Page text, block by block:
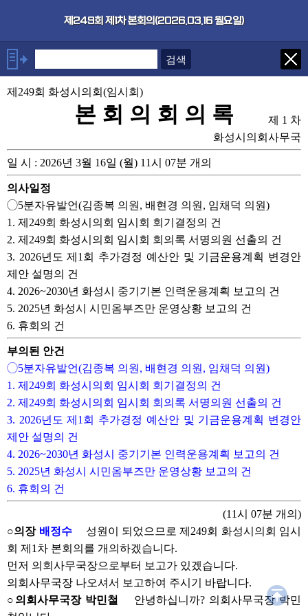
제249회 제1차 본회의(2026.03.16 월요일)
×
안건
◯5분자유발언(김종복 의원, 배
현경 의원, 임채덕 의원)
1. 제249회 화성시의회 임시회
2. 제249회 화성시의회 임시회
회의록 서명의원 선출의 건
3. 2026년도 제1회 추가경정
예산안 및 기금운용계획 변경안
제안 설명의 건
기기본 인력운용계획 보고의 건
5. 2025년 화성시 시민옴부즈
만 운영상황 보고의 건
6. 휴회의 건
제249회 화성시의회(임시회)
본 회 의 회 의 록
제 1 차
화성시의회사무국
일 시 : 2026년 3월 16일 (월) 11시 07분 개의
의사일정
◯5분자유발언(김종복 의원, 배현경 의원, 임채덕 의원)
1. 제249회 화성시의회 임시회 회기결정의 건
2. 제249회 화성시의회 임시회 회의록 서명의원 선출의 건
3. 2026년도 제1회 추가경정 예산안 및 기금운용계획 변경안
제안 설명의 건
4. 2026~2030년 화성시 중기기본 인력운용계획 보고의 건
5. 2025년 화성시 시민옴부즈만 운영상황 보고의 건
6. 휴회의 건
부의된 안건
◯5분자유발언(김종복 의원, 배현경 의원, 임채덕 의원)
1. 제249회 화성시의회 임시회 회기결정의 건
2. 제249회 화성시의회 임시회 회의록 서명의원 선출의 건
3. 2026년도 제1회 추가경정 예산안 및 기금운용계획 변경안
제안 설명의 건
4. 2026~2030년 화성시 중기기본 인력운용계획 보고의 건
5. 2025년 화성시 시민옴부즈만 운영상황 보고의 건
6. 휴회의 건
(11시 07분 개의)
○의장 배정수
성원이 되었으므로 제249회 화성시의회 임시
회 제1차 본회의를 개의하겠습니다.
먼저 의회사무국장으로부터 보고가 있겠습니다.
의회사무국장 나오셔서 보고하여 주시기 바랍니다.
○의회사무국장 박민철
안녕하십니까? 의회사무국장 박민